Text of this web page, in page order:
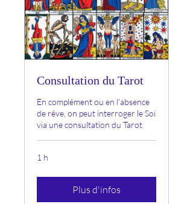
Consultation du Tarot
En complément ou en l'absence
de rêve, on peut interroger le Soi
via une consultation du Tarot
1 h
Plus d'infos